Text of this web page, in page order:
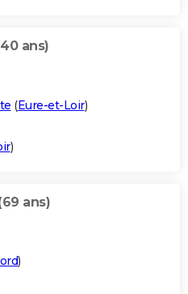
ans)
(Eure-et-Loir)
)
ans)
)